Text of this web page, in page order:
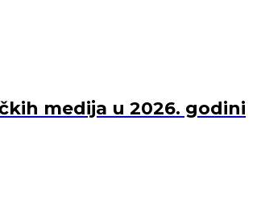
medija u 2026. godini